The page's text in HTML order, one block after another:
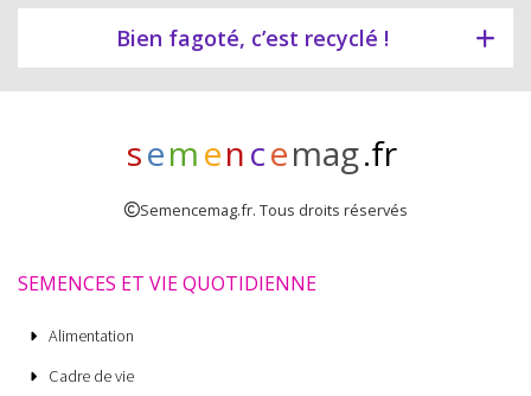
Bien fagoté, c’est recyclé !
semencemag.fr
Semencemag.fr. Tous droits réservés
SEMENCES ET VIE QUOTIDIENNE
Alimentation
Cadre de vie